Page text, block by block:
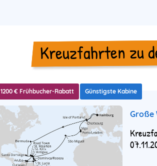
Kreuzfahrten zu
1200 € Frühbucher-Rabatt Günstigste Kabine
Große